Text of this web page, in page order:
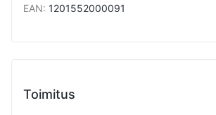
EAN: 1201552000091
Toimitus